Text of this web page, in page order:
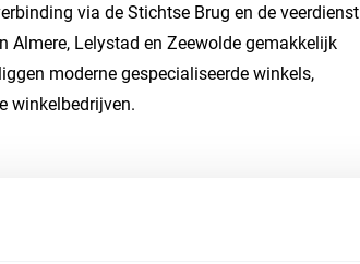
via de Stichtse Brug en de veerdienst
Almere, Lelystad en Zeewolde gemakkelijk
moderne gespecialiseerde winkels,
winkelbedrijven.
Huizen en kenmerkt zich door een
In de directe omgeving bevinden
voor een levendige uitstraling en een